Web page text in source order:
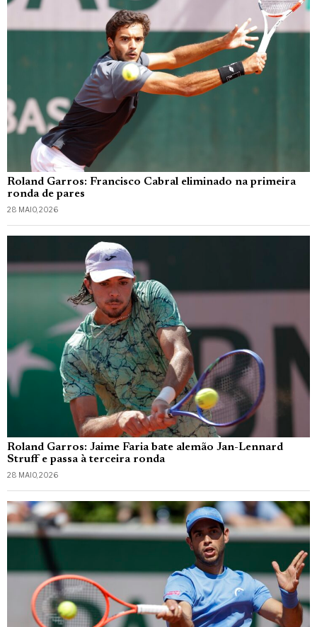
Roland Garros: Francisco Cabral eliminado na primeira
ronda de pares
28 MAIO, 2026
Roland Garros: Jaime Faria bate alemão Jan-Lennard
Struff e passa à terceira ronda
28 MAIO, 2026